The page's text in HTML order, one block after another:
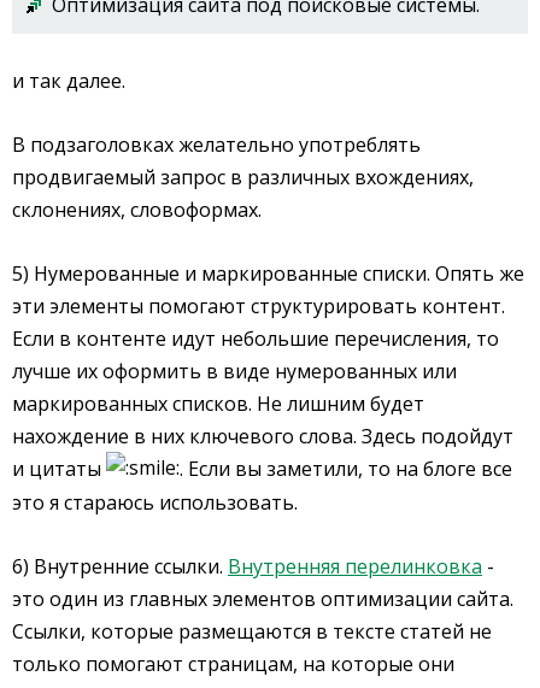
и так далее.
В подзаголовках желательно употреблять
продвигаемый запрос в различных вхождениях,
склонениях, словоформах.
5) Нумерованные и маркированные списки. Опять же
эти элементы помогают структурировать контент.
Если в контенте идут небольшие перечисления, то
лучше их оформить в виде нумерованных или
маркированных списков. Не лишним будет
нахождение в них ключевого слова. Здесь подойдут
и цитаты
. Если вы заметили, то на блоге все
это я стараюсь использовать.
6) Внутренние ссылки. Внутренняя перелинковка -
это один из главных элементов оптимизации сайта.
Ссылки, которые размещаются в тексте статей не
только помогают страницам, на которые они